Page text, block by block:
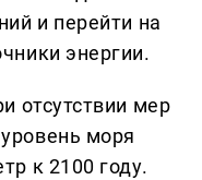
и перейти на
энергии.
отсутствии мер
моря
к 2100 году.